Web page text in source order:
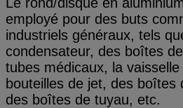
employé pour des buts
industriels généraux, tels
condensateur, des boîtes
tubes médicaux, la
bouteilles de jet, des boîtes
des boîtes de tuyau, etc.